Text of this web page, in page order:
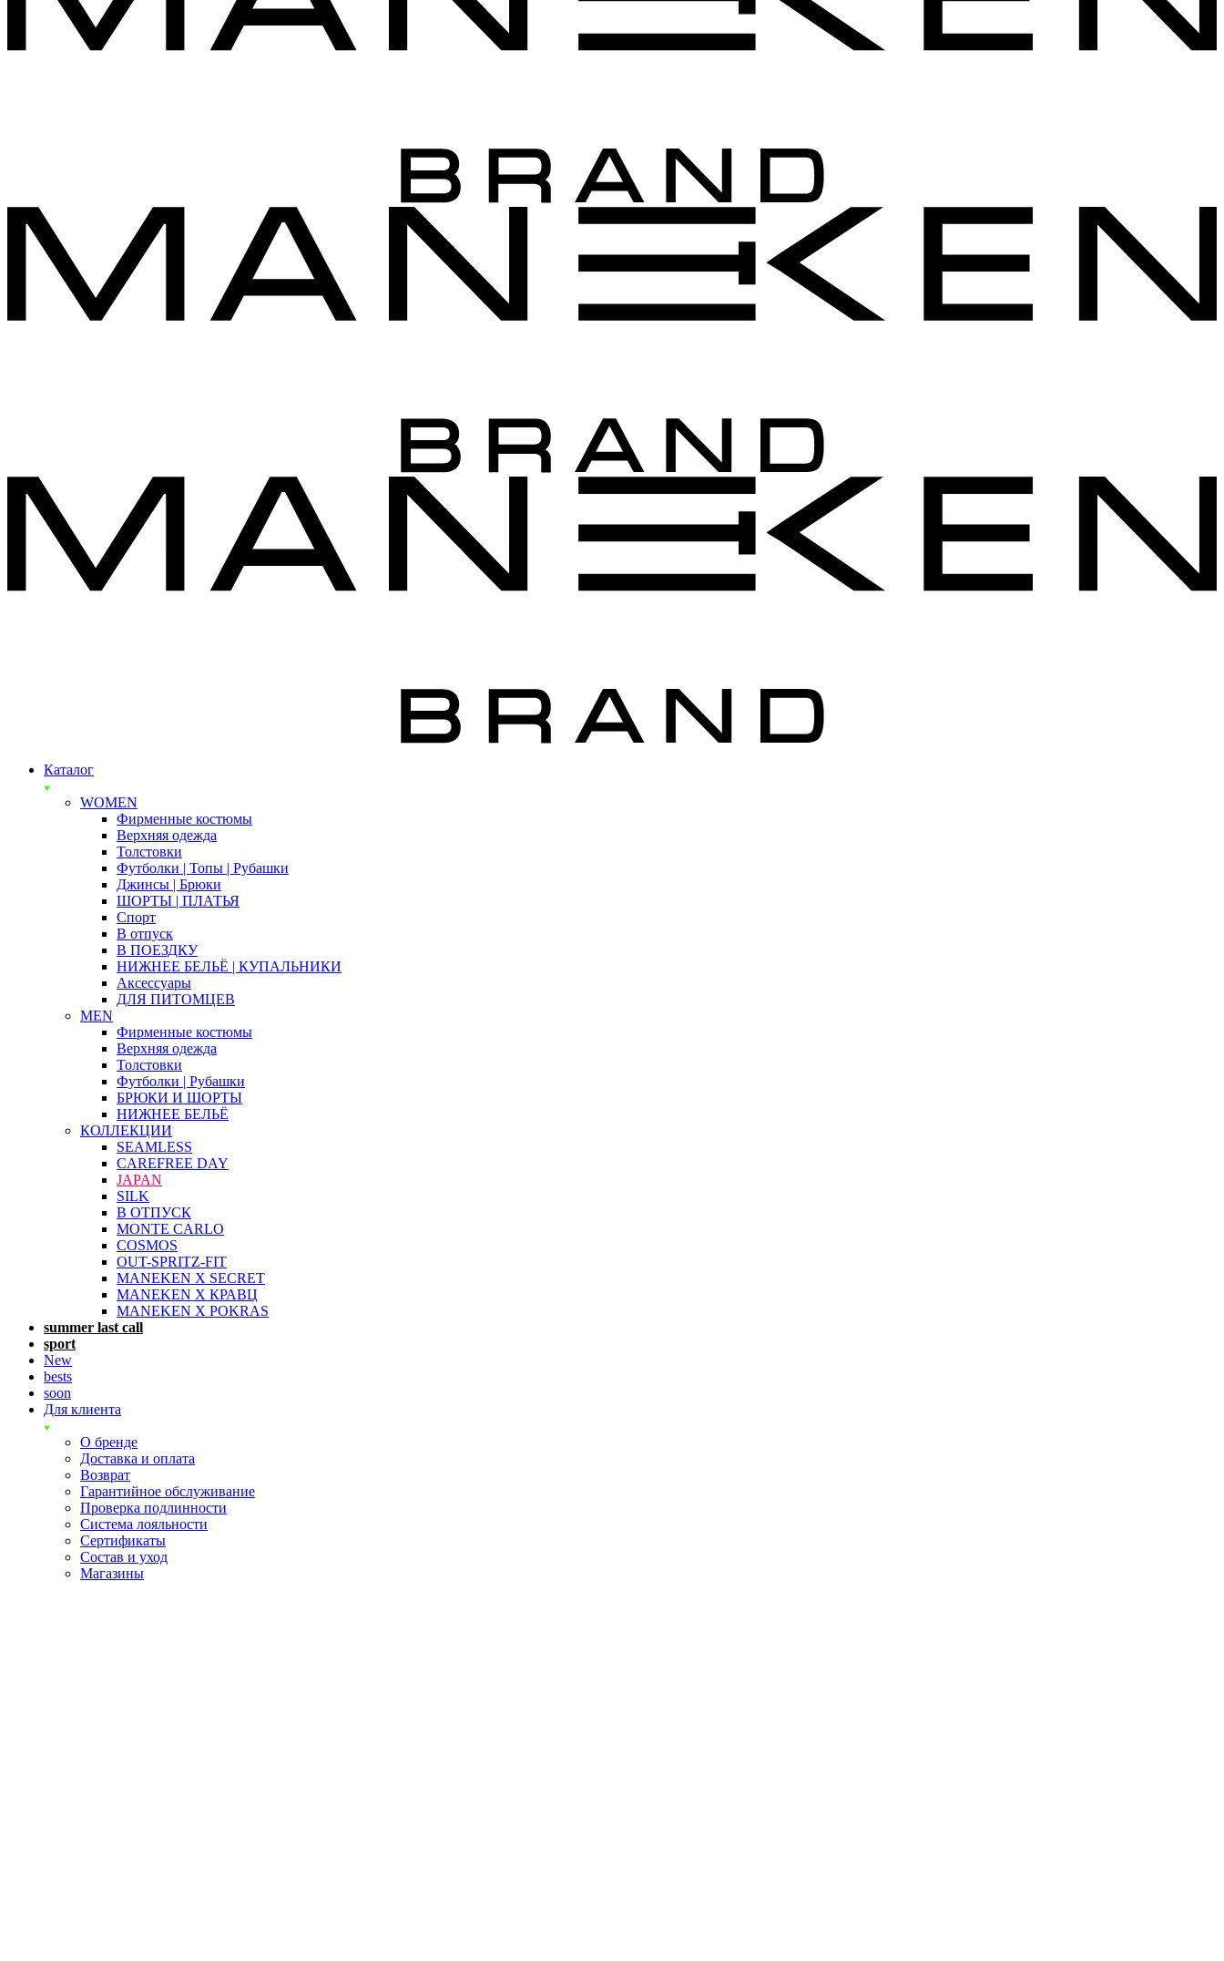
Каталог
WOMEN
Фирменные костюмы
Верхняя одежда
Толстовки
Футболки | Топы | Рубашки
Джинсы | Брюки
ШОРТЫ | ПЛАТЬЯ
Спорт
В отпуск
В ПОЕЗДКУ
НИЖНЕЕ БЕЛЬЁ | КУПАЛЬНИКИ
Аксессуары
ДЛЯ ПИТОМЦЕВ
MEN
Фирменные костюмы
Верхняя одежда
Толстовки
Футболки | Рубашки
БРЮКИ И ШОРТЫ
НИЖНЕЕ БЕЛЬЁ
КОЛЛЕКЦИИ
SEAMLESS
CAREFREE DAY
JAPAN
SILK
В ОТПУСК
MONTE CARLO
COSMOS
OUT-SPRITZ-FIT
MANEKEN X SECRET
MANEKEN X КРАВЦ
MANEKEN X POKRAS
summer last call
sport
New
bests
soon
Для клиента
О бренде
Доставка и оплата
Возврат
Гарантийное обслуживание
Проверка подлинности
Система лояльности
Сертификаты
Состав и уход
Магазины